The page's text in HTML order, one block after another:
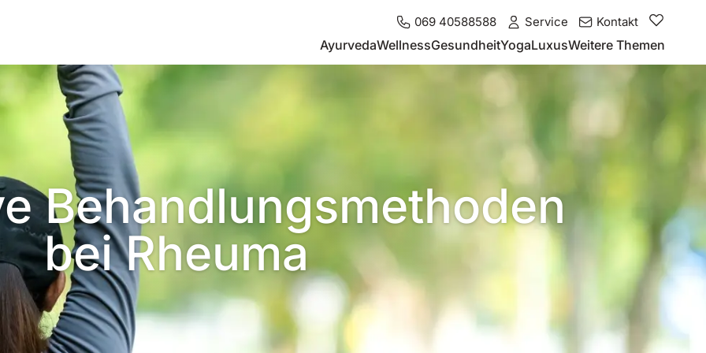
069 40588588 Service Kontakt
AyurvedaWellnessGesundheitYogaLuxusWeitere Themen
Behandlungsmethoden
bei Rheuma